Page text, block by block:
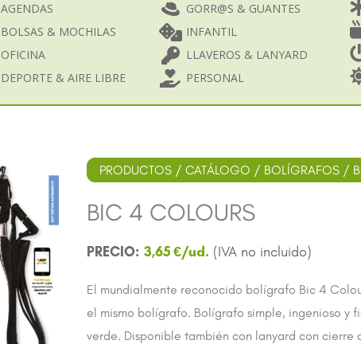
AGENDAS
BOLSAS & MOCHILAS
OFICINA
DEPORTE & AIRE LIBRE
GORR@S & GUANTES
INFANTIL
LLAVEROS & LANYARD
PERSONAL
PRODUCTOS / CATÁLOGO / BOLÍGRAFOS /
BIC 4 COLOURS
3,65€
El mundialmente reconocido bolígrafo Bic 4
el mismo bolígrafo. Bolígrafo simple, ingenioso y
verde. Disponible también con lanyard con